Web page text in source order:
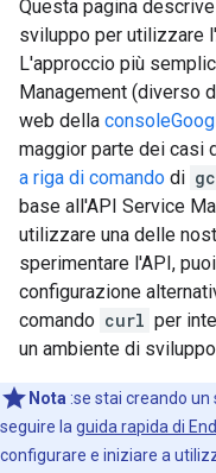
Questa pagina
sviluppo per utilizzare
L'approccio più
Management (diverso
web della
maggior parte dei casi
a riga di comando di
base all'API Service
utilizzare una delle
sperimentare l'API,
configurazione
comando curl per
un ambiente di
Nota :se stai creando
seguire la guida rapida di
configurare e iniziare a